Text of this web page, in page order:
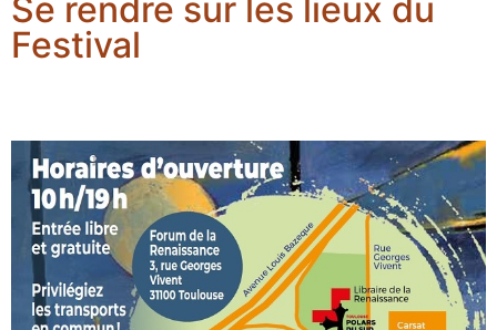
Se rendre sur les lieux du
Festival